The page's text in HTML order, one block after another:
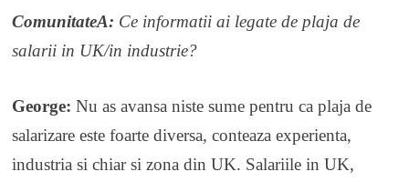
ComunitateA: Ce informatii ai legate de plaja de
salarii in UK/in industrie?
George: Nu as avansa niste sume pentru ca plaja de
salarizare este foarte diversa, conteaza experienta,
industria si chiar si zona din UK. Salariile in UK,